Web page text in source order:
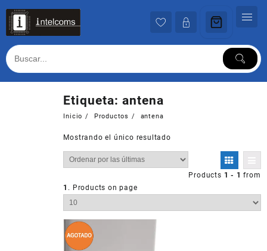
contenido
Etiqueta:antena
Inicio Productos antena
Mostrando el único resultado
Products 1 - 1 from
1 . Products on page